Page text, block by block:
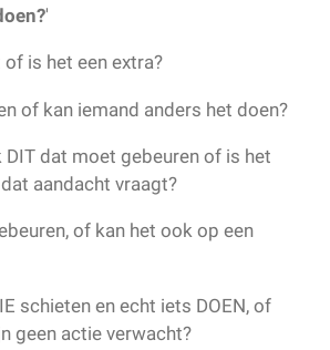
'
is het een extra?
of kan iemand anders het doen?
dat moet gebeuren of is het
aandacht vraagt?
of kan het ook op een
schieten en echt iets DOEN, of
geen actie verwacht?